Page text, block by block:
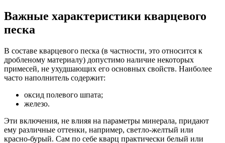
Важные характеристики кварцевого
песка
В составе кварцевого песка (в частности, это относится к
дробленому материалу) допустимо наличие некоторых
примесей, не ухудшающих его основных свойств. Наиболее
часто наполнитель содержит:
оксид полевого шпата;
железо.
Эти включения, не влияя на параметры минерала, придают
ему различные оттенки, например, светло-желтый или
красно-бурый. Сам по себе кварц практически белый или